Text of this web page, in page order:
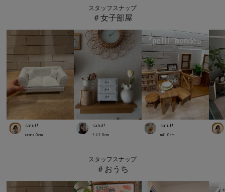
スタッフスナップ
＃女子部屋
salut!
urara 0cm
salut!
ｱ ｶ ﾘ 0cm
salut!
mii 0cm
スタッフスナップ
＃おうち